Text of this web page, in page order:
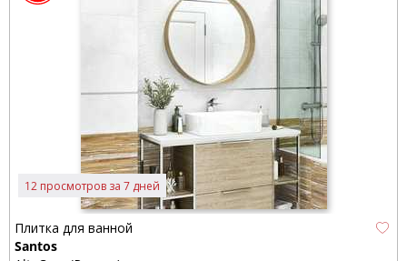
12 просмотров за 7 дней
Плитка для ванной
Santos